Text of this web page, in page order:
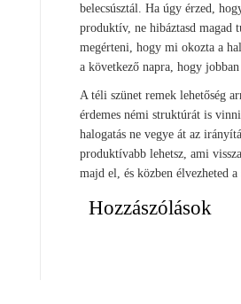
belecsúsztál. Ha úgy érzed,
produktív, ne hibáztasd magad
megérteni, hogy mi okozta a
a következő napra, hogy jobban
A téli szünet remek lehetőség
érdemes némi struktúrát is
halogatás ne vegye át az
produktívabb lehetsz, ami
majd el, és közben élvezheted a
Hozzászólások